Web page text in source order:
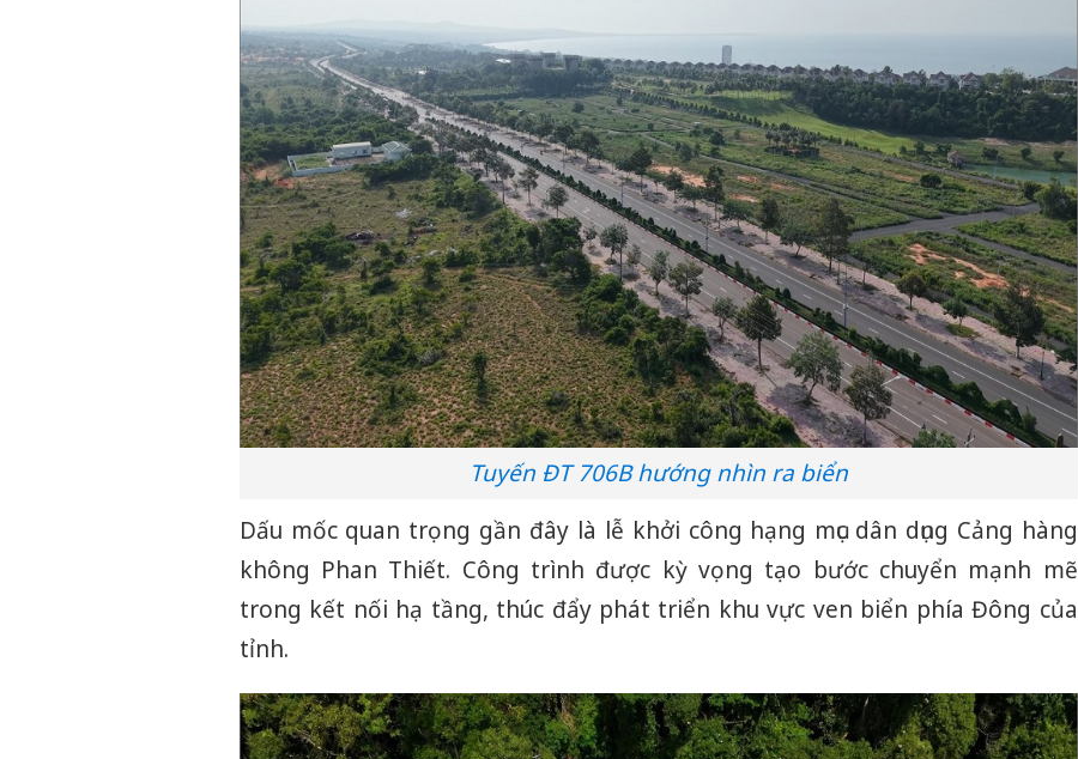
Tuyến ĐT 706B hướng nhìn ra biển
Dấu mốc quan trọng gần đây là lễ khởi công hạng mục dân dụng Cảng hàng
không Phan Thiết. Công trình được kỳ vọng tạo bước chuyển mạnh mẽ
trong kết nối hạ tầng, thúc đẩy phát triển khu vực ven biển phía Đông của
tỉnh.